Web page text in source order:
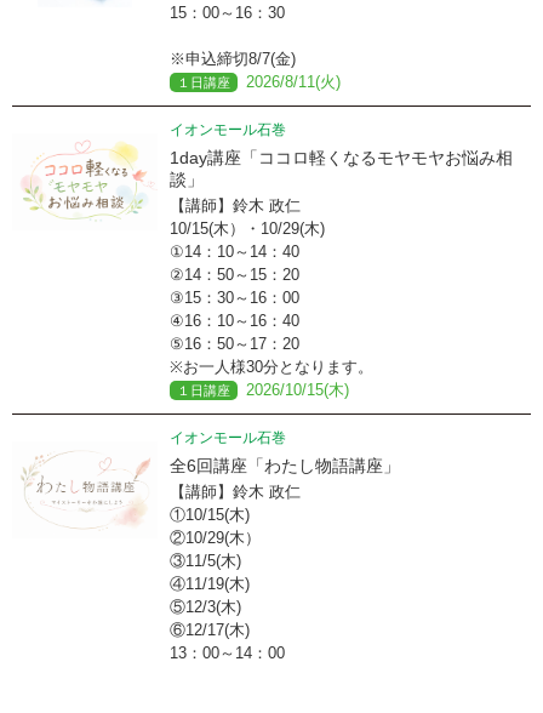
15：00～16：30
※申込締切8/7(金)
１日講座 2026/8/11(火)
イオンモール石巻
1day講座「ココロ軽くなるモヤモヤお悩み相
談」
【講師】鈴木 政仁
10/15(木）・10/29(木)
①14：10～14：40
②14：50～15：20
③15：30～16：00
④16：10～16：40
⑤16：50～17：20
※お一人様30分となります。
１日講座 2026/10/15(木)
イオンモール石巻
全6回講座「わたし物語講座」
【講師】鈴木 政仁
①10/15(木)
②10/29(木）
③11/5(木)
④11/19(木)
⑤12/3(木)
⑥12/17(木)
13：00～14：00